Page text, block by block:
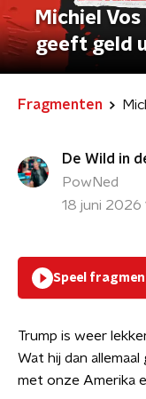
Michiel Vos
geeft geld
Fragmenten
De Wild in
PowNed
18 juni 2026
Speel
Trump is weer
Wat hij dan
met onze Amerika